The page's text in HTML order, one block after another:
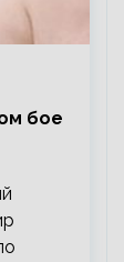
бое